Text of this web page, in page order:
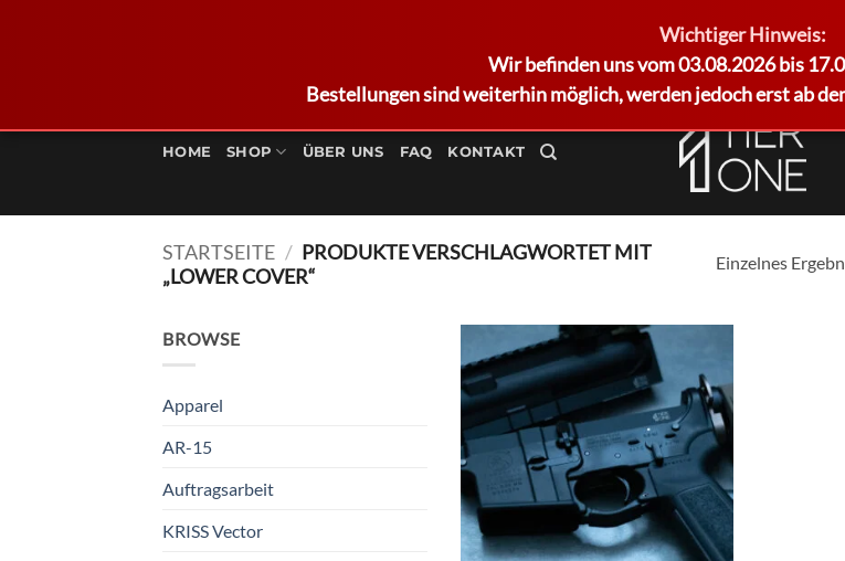
Wichtiger Hinweis:
Wir befinden uns vom 03.08.2026 bis
Bestellungen sind weiterhin möglich, werden jedoch erst ab
Inhalt
HOME SHOP ÜBER UNS FAQ KONTAKT
STARTSEITE / PRODUKTE VERSCHLAGWORTET MIT
„LOWER COVER“
Einzelnes
BROWSE
Apparel
AR-15
Auftragsarbeit
KRISS Vector
Add to
wishlist